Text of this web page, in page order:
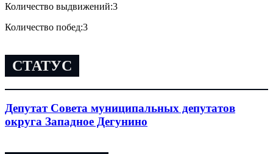
Количество выдвижений:3
Количество побед:3
СТАТУС
Депутат Совета муниципальных депутатов
округа Западное Дегунино